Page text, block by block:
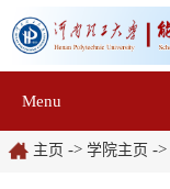
Menu
主页 -> 学院主页 ->